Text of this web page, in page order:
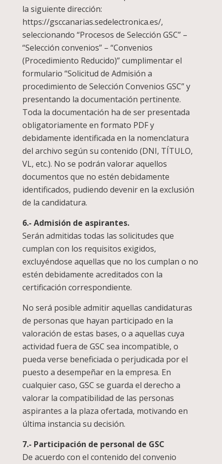
la siguiente dirección:
https://gsccanarias.sedelectronica.es/,
seleccionando “Procesos de Selección GSC” –
“Selección convenios” – “Convenios
(Procedimiento Reducido)” cumplimentar el
formulario “Solicitud de Admisión a
procedimiento de Selección Convenios GSC” y
presentando la documentación pertinente.
Toda la documentación ha de ser presentada
obligatoriamente en formato PDF y
debidamente identificada en la nomenclatura
del archivo según su contenido (DNI, TÍTULO,
VL, etc.). No se podrán valorar aquellos
documentos que no estén debidamente
identificados, pudiendo devenir en la exclusión
de la candidatura.
6.- Admisión de aspirantes.
Serán admitidas todas las solicitudes que
cumplan con los requisitos exigidos,
excluyéndose aquellas que no los cumplan o no
estén debidamente acreditados con la
certificación correspondiente.
No será posible admitir aquellas candidaturas
de personas que hayan participado en la
valoración de estas bases, o a aquellas cuya
actividad fuera de GSC sea incompatible, o
pueda verse beneficiada o perjudicada por el
puesto a desempeñar en la empresa. En
cualquier caso, GSC se guarda el derecho a
valorar la compatibilidad de las personas
aspirantes a la plaza ofertada, motivando en
última instancia su decisión.
7.- Participación de personal de GSC
De acuerdo con el contenido del convenio